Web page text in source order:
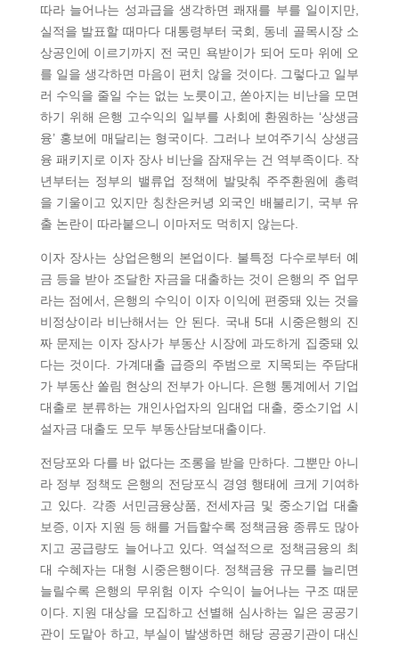
따라 늘어나는 성과급을 생각하면 쾌재를 부를 일이지만,
실적을 발표할 때마다 대통령부터 국회, 동네 골목시장 소
상공인에 이르기까지 전 국민 욕받이가 되어 도마 위에 오
를 일을 생각하면 마음이 편치 않을 것이다. 그렇다고 일부
러 수익을 줄일 수는 없는 노릇이고, 쏟아지는 비난을 모면
하기 위해 은행 고수익의 일부를 사회에 환원하는 ‘상생금
융’ 홍보에 매달리는 형국이다. 그러나 보여주기식 상생금
융 패키지로 이자 장사 비난을 잠재우는 건 역부족이다. 작
년부터는 정부의 밸류업 정책에 발맞춰 주주환원에 총력
을 기울이고 있지만 칭찬은커녕 외국인 배불리기, 국부 유
출 논란이 따라붙으니 이마저도 먹히지 않는다.
이자 장사는 상업은행의 본업이다. 불특정 다수로부터 예
금 등을 받아 조달한 자금을 대출하는 것이 은행의 주 업무
라는 점에서, 은행의 수익이 이자 이익에 편중돼 있는 것을
비정상이라 비난해서는 안 된다. 국내 5대 시중은행의 진
짜 문제는 이자 장사가 부동산 시장에 과도하게 집중돼 있
다는 것이다. 가계대출 급증의 주범으로 지목되는 주담대
가 부동산 쏠림 현상의 전부가 아니다. 은행 통계에서 기업
대출로 분류하는 개인사업자의 임대업 대출, 중소기업 시
설자금 대출도 모두 부동산담보대출이다.
전당포와 다를 바 없다는 조롱을 받을 만하다. 그뿐만 아니
라 정부 정책도 은행의 전당포식 경영 행태에 크게 기여하
고 있다. 각종 서민금융상품, 전세자금 및 중소기업 대출
보증, 이자 지원 등 해를 거듭할수록 정책금융 종류도 많아
지고 공급량도 늘어나고 있다. 역설적으로 정책금융의 최
대 수혜자는 대형 시중은행이다. 정책금융 규모를 늘리면
늘릴수록 은행의 무위험 이자 수익이 늘어나는 구조 때문
이다. 지원 대상을 모집하고 선별해 심사하는 일은 공공기
관이 도맡아 하고, 부실이 발생하면 해당 공공기관이 대신